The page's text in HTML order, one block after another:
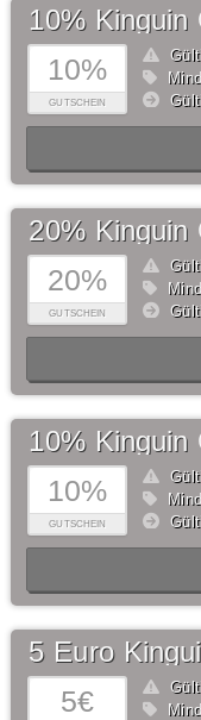
10%
GUTSCHEIN
10% Kinguin
20%
GUTSCHEIN
20% Kinguin
10%
GUTSCHEIN
10% Kinguin
5€
5 Euro